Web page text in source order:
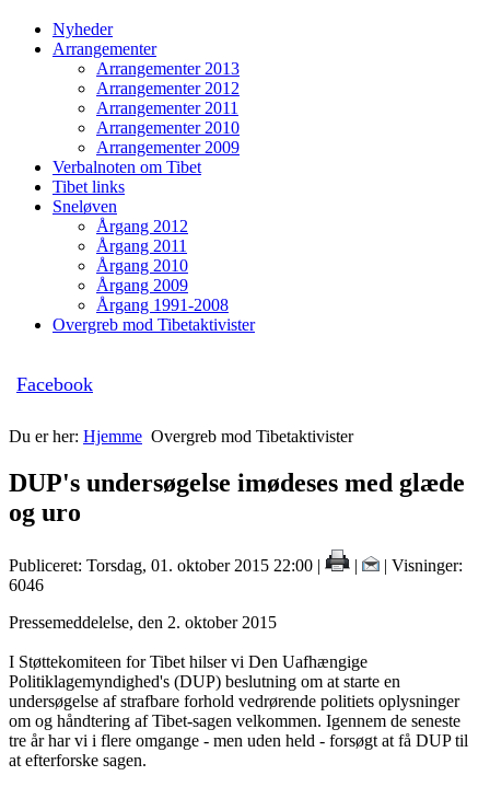
Nyheder
Arrangementer
Arrangementer 2013
Arrangementer 2012
Arrangementer 2011
Arrangementer 2010
Arrangementer 2009
Verbalnoten om Tibet
Tibet links
Sneløven
Årgang 2012
Årgang 2011
Årgang 2010
Årgang 2009
Årgang 1991-2008
Overgreb mod Tibetaktivister
Facebook
Du er her: Hjemme Overgreb mod Tibetaktivister
DUP's undersøgelse imødeses med glæde
og uro
Publiceret: Torsdag, 01. oktober 2015 22:00 | |
| Visninger:
6046
Pressemeddelelse, den 2. oktober 2015
I Støttekomiteen for Tibet hilser vi Den Uafhængige
Politiklagemyndighed's (DUP) beslutning om at starte en
undersøgelse af strafbare forhold vedrørende politiets oplysninger
om og håndtering af Tibet-sagen velkommen. Igennem de seneste
tre århar vi i flere omgange - men uden held - forsøgt at få DUP til
at efterforske sagen.